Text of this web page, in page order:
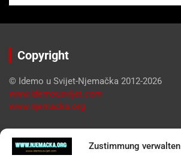
Zustimmung verwalten
Copyright
© Idemo u Svijet-Njemačka 2012-2026
www.idemousvijet.com
www.njemacka.org
Pregled